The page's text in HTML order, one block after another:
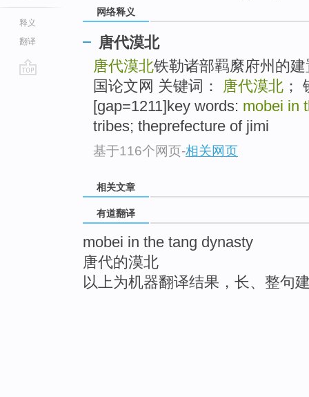
释义
翻译
网络释义
唐代漠北
唐代漠北铁勒诸部羁縻府州的
国论文网 关键词： 唐代漠北 ；
[gap=1211]key words: mobei in
tribes; theprefecture of jimi
基于116个网页-相关网页
相关文章
有道翻译
mobei in the tang dynasty
唐代的漠北
以上为机器翻译结果，长、整句